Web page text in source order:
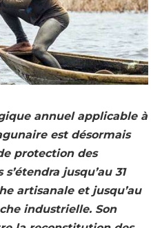
annuel applicable à
est désormais
protection des
jusqu’au 31
artisanale et jusqu’au
industrielle. Son